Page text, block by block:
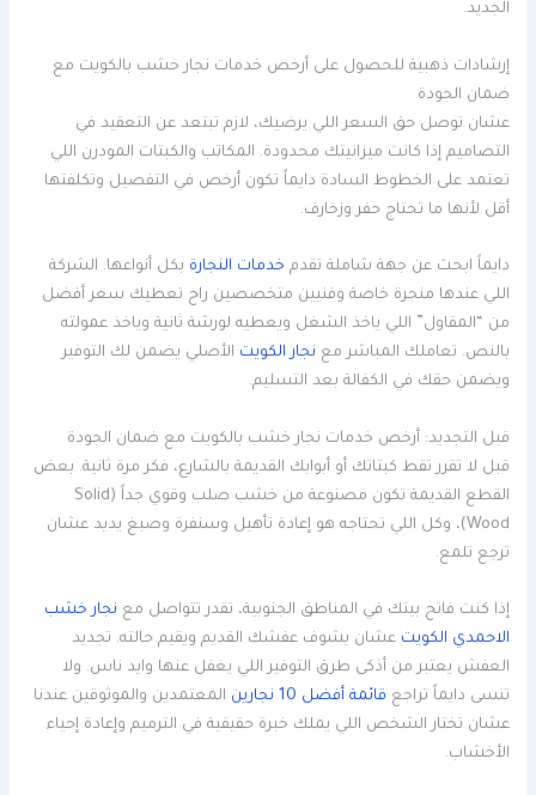
الجديد.
إرشادات ذهبية للحصول على أرخص خدمات نجار خشب بالكويت مع
ضمان الجودة
عشان توصل حق السعر اللي يرضيك، لازم تبتعد عن التعقيد في
التصاميم إذا كانت ميزانيتك محدودة. المكاتب والكبتات المودرن اللي
تعتمد على الخطوط السادة دايماً تكون أرخص في التفصيل وتكلفتها
أقل لأنها ما تحتاج حفر وزخارف.
دايماً ابحث عن جهة شاملة تقدم خدمات النجارة بكل أنواعها. الشركة
اللي عندها منجرة خاصة وفنيين متخصصين راح تعطيك سعر أفضل
من “المقاول” اللي ياخذ الشغل ويعطيه لورشة ثانية وياخذ عمولته
بالنص. تعاملك المباشر مع نجار الكويت الأصلي يضمن لك التوفير
ويضمن حقك في الكفالة بعد التسليم.
قبل التجديد: أرخص خدمات نجار خشب بالكويت مع ضمان الجودة
قبل لا تقرر تقط كبتاتك أو أبوابك القديمة بالشارع، فكر مرة ثانية. بعض
القطع القديمة تكون مصنوعة من خشب صلب وقوي جداً (Solid
Wood)، وكل اللي تحتاجه هو إعادة تأهيل وسنفرة وصبغ يديد عشان
ترجع تلمع.
إذا كنت فاتح بيتك في المناطق الجنوبية، تقدر تتواصل مع نجار خشب
الاحمدي الكويت عشان يشوف عفشك القديم ويقيم حالته. تجديد
العفش يعتبر من أذكى طرق التوفير اللي يغفل عنها وايد ناس. ولا
تنسى دايماً تراجع قائمة أفضل 10 نجارين
المعتمدين والموثوقين عندنا
عشان تختار الشخص اللي يملك خبرة حقيقية في الترميم وإعادة إحياء
الأخشاب.